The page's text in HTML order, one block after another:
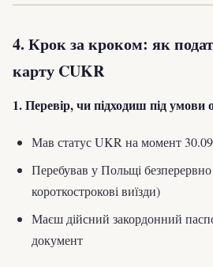
4. Крок за кроком: як
карту CUKR
1. Перевір, чи підходиш під умови
Мав статус UKR на момент
Перебував у Польщі
короткострокові виїзди)
Маєш дійсний закордонний
документ